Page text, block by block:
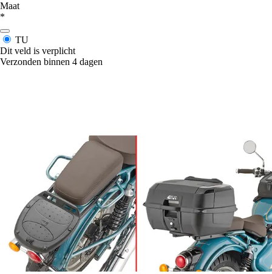
Maat
*
TU
Dit veld is verplicht
Verzonden binnen 4 dagen